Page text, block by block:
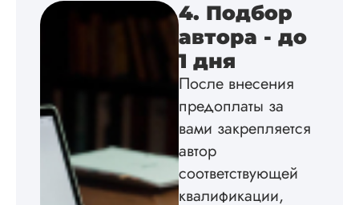
Инна
Вид работы:
диссертацию по
философии
на твердую 5.
4. Подбор
автора - до
1 дня
После внесения
предоплаты за
вами закрепляется
автор
соответствующей
квалификации,